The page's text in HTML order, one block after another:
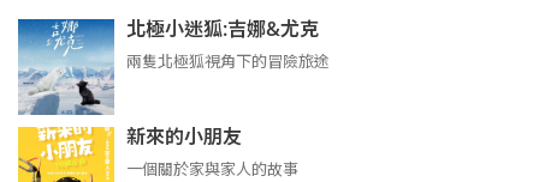
北極小迷狐:吉娜&尤克
兩隻北極狐視角下的冒險旅途
新來的小朋友
一個關於家與家人的故事